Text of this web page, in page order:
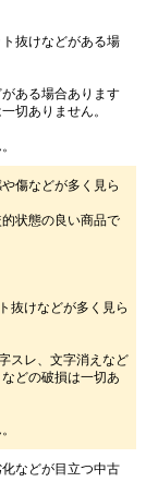
抜けなどがある場
ある場合あります
切ありません。
傷などが多く見ら
状態の良い商品で
抜けなどが多く見ら
スレ、文字消えなど
どの破損は一切あ
などが目立つ中古